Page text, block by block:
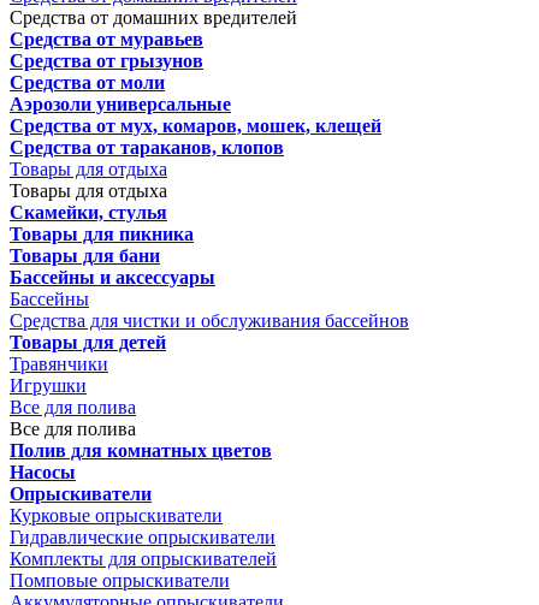
Средства от домашних вредителей
Средства от муравьев
Средства от грызунов
Средства от моли
Аэрозоли универсальные
Средства от мух, комаров, мошек, клещей
Средства от тараканов, клопов
Товары для отдыха
Товары для отдыха
Скамейки, стулья
Товары для пикника
Товары для бани
Бассейны и аксессуары
Бассейны
Средства для чистки и обслуживания бассейнов
Товары для детей
Травянчики
Игрушки
Все для полива
Все для полива
Полив для комнатных цветов
Насосы
Опрыскиватели
Курковые опрыскиватели
Гидравлические опрыскиватели
Комплекты для опрыскивателей
Помповые опрыскиватели